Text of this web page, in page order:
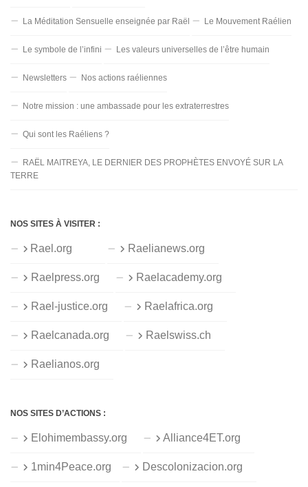
La Méditation Sensuelle enseignée par Raël Le Mouvement Raélien
Le symbole de l’infini Les valeurs universelles de l’être humain
Newsletters Nos actions raéliennes
Notre mission : une ambassade pour les extraterrestres
Qui sont les Raéliens ?
RAËL MAITREYA, LE DERNIER DES PROPHÈTES ENVOYÉ SUR LA
TERRE
NOS SITES À VISITER :
Rael.org Raelianews.org
Raelpress.org Raelacademy.org
Rael-justice.org Raelafrica.org
Raelcanada.org Raelswiss.ch
Raelianos.org
NOS SITES D’ACTIONS :
Elohimembassy.org Alliance4ET.org
1min4Peace.org Descolonizacion.org